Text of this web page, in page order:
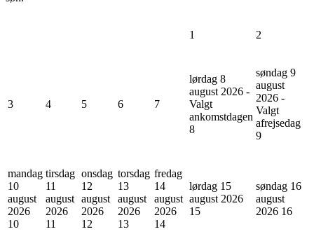
1 2
3 4 5 6 7
lørdag 8
august 2026 -
Valgt
ankomstdagen
8
søndag 9
august
2026 -
Valgt
afrejsedag
9
mandag
10
august
2026
10
tirsdag
11
august
2026
11
onsdag
12
august
2026
12
torsdag
13
august
2026
13
fredag
14
august
2026
14
lørdag 15
august 2026
15
søndag 16
august
2026 16